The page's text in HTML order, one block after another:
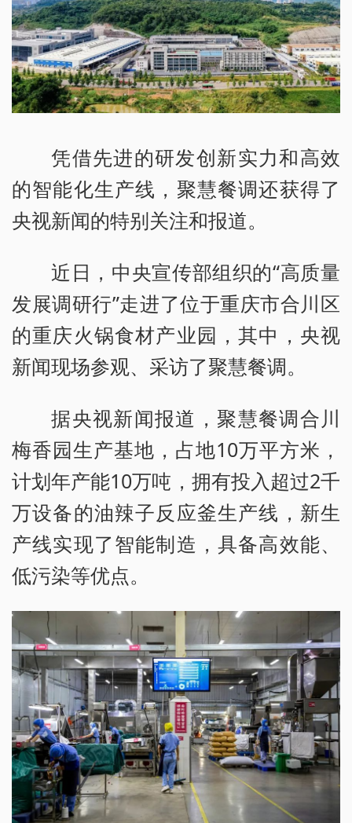
凭借先进的研发创新实力和高效
的智能化生产线，聚慧餐调还获得了
央视新闻的特别关注和报道。
近日，中央宣传部组织的“高质量
发展调研行”走进了位于重庆市合川区
的重庆火锅食材产业园，其中，央视
新闻现场参观、采访了聚慧餐调。
据央视新闻报道，聚慧餐调合川
梅香园生产基地，占地10万平方米，
计划年产能10万吨，拥有投入超过2千
万设备的油辣子反应釜生产线，新生
产线实现了智能制造，具备高效能、
低污染等优点。